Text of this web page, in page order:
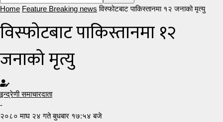
Home Feature Breaking news विस्फोटबाट पाकिस्तानमा १२ जनाको मृत्यु
विस्फोटबाट पाकिस्तानमा १२
जनाको मृत्यु
इन्द्रेणी समाचारदाता
-
२०८० माघ २४ गते बुधबार १७:५४ बजे